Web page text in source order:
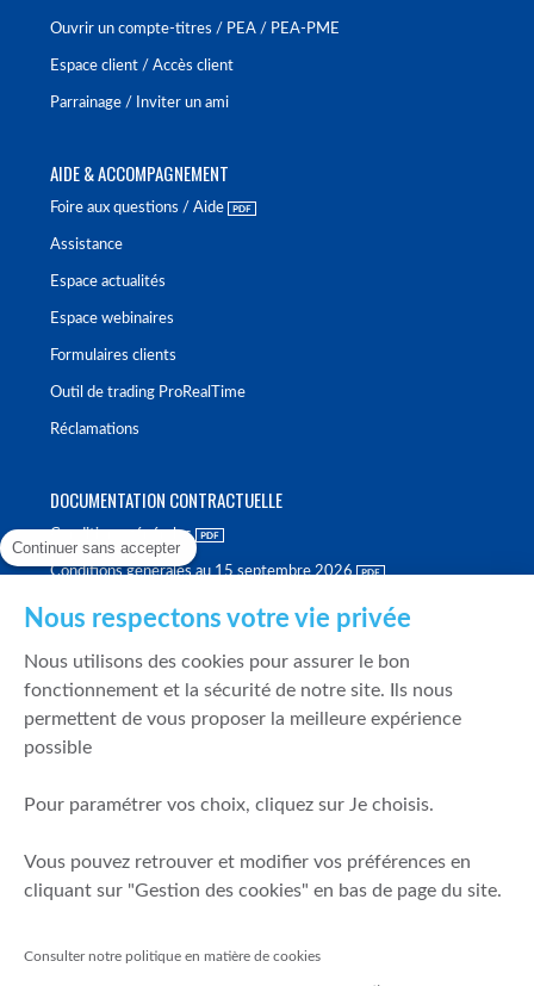
Ouvrir un compte-titres / PEA / PEA-PME
Espace client / Accès client
Parrainage / Inviter un ami
AIDE & ACCOMPAGNEMENT
Foire aux questions / Aide
Assistance
Espace actualités
Espace webinaires
Formulaires clients
Outil de trading ProRealTime
Réclamations
DOCUMENTATION CONTRACTUELLE
Conditions générales
Conditions générales au 15 septembre 2026
Politique de meilleure sélection
Politique de durabilité
Fonds de garantie des dépôts et de résolution
Mentions légales
Prévention de la fraude
Continuer sans accepter
Nous respectons votre vie privée
Nous utilisons des cookies pour assurer le bon
fonctionnement et la sécurité de notre site. Ils nous
permettent de vous proposer la meilleure expérience
possible
Pour paramétrer vos choix, cliquez sur Je choisis.
Vous pouvez retrouver et modifier vos préférences en
cliquant sur "Gestion des cookies" en bas de page du site.
Consulter notre politique en matière de cookies